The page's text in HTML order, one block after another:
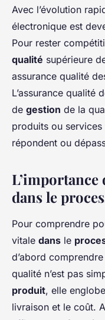
Quelle
en place
qualité
secteur
Maëlys•10 mars 2024•
Avec l’évolution
électronique est
Pour rester
qualité supérieure
assurance qualité
L’assurance qualité
de gestion de la
produits ou
répondent ou
L’importance
dans le
Pour comprendre
vitale dans le
d’abord
qualité n’est pas
produit, elle
livraison et le coût.